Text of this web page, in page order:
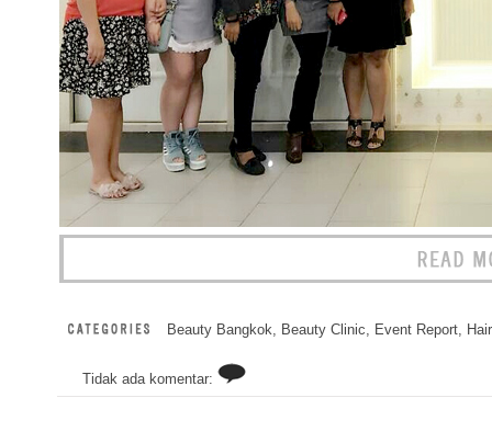
Beauty Bangkok, Beauty Clinic, Event Report,
Tidak ada komentar: